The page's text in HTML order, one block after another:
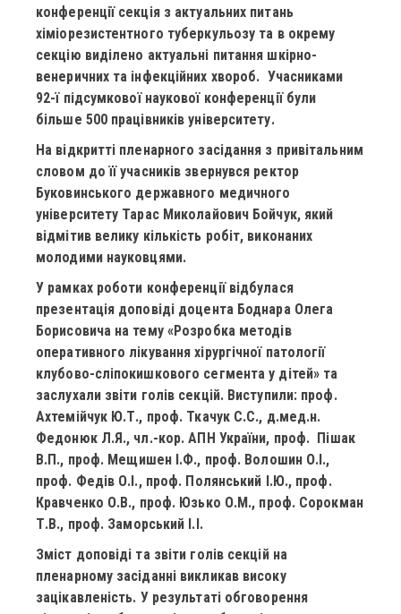
конференції секція з актуальних питань
хіміорезистентного туберкульозу та в окрему
секцію виділено актуальні питання шкірно-
венеричних та інфекційних хвороб. Учасниками
92-ї підсумкової наукової конференції були
більше 500 працівників університету.
На відкритті пленарного засідання з привітальним
словом до її учасників звернувся ректор
Буковинського державного медичного
університету Тарас Миколайович Бойчук, який
відмітив велику кількість робіт, виконаних
молодими науковцями.
У рамках роботи конференції відбулася
презентація доповіді доцента Боднара Олега
Борисовича на тему «Розробка методів
оперативного лікування хірургічної патології
клубово-сліпокишкового сегмента у дітей» та
заслухали звіти голів секцій. Виступили: проф.
Ахтемійчук Ю.Т., проф. Ткачук С.С., д.мед.н.
Федонюк Л.Я., чл.-кор. АПН України, проф. Пішак
В.П., проф. Мещишен І.Ф., проф. Волошин О.І.,
проф. Федів О.І., проф. Полянський І.Ю., проф.
Кравченко О.В., проф. Юзько О.М., проф. Сорокман
Т.В., проф. Заморський І.І.
Зміст доповіді та звіти голів секцій на
пленарному засіданні викликав високу
зацікавленість. У результаті обговорення